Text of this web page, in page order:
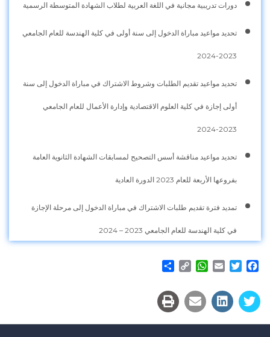
دورات تدريبية مجانية في اللغة العربية لطلاب الشهادة المتوسطة الرسمية
تحديد مواعيد مباراة الدخول إلى سنة أولى في كلية الهندسة للعام الجامعي
2023-2024
تحديد مواعيد تقديم الطلبات وشروط الاشتراك في مباراة الدخول إلى سنة
أولى إجازة في كلية العلوم الاقتصادية وإدارة الأعمال للعام الجامعي
2023-2024
تحديد مواعيد مناقشة أسس التصحيح لمسابقات الشهادة الثانوية العامة
بفروعها الأربعة للعام 2023 الدورة العادية
تمديد فترة تقديم طلبات الاشتراك في مباراة الدخول إلى مرحلة الإجازة
في كلية الهندسة للعام الجامعي 2023 – 2024
Facebook
Twitter
Email
WhatsApp
Copy